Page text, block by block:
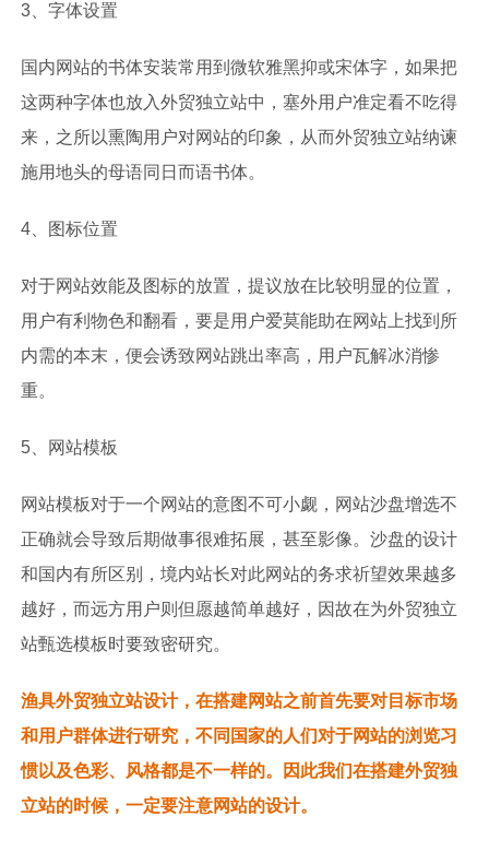
3、字体设置
国内网站的书体安装常用到微软雅黑抑或宋体字，如果把
这两种字体也放入外贸独立站中，塞外用户准定看不吃得
来，之所以熏陶用户对网站的印象，从而外贸独立站纳谏
施用地头的母语同日而语书体。
4、图标位置
对于网站效能及图标的放置，提议放在比较明显的位置，
用户有利物色和翻看，要是用户爱莫能助在网站上找到所
内需的本末，便会诱致网站跳出率高，用户瓦解冰消惨
重。
5、网站模板
网站模板对于一个网站的意图不可小觑，网站沙盘增选不
正确就会导致后期做事很难拓展，甚至影像。沙盘的设计
和国内有所区别，境内站长对此网站的务求祈望效果越多
越好，而远方用户则但愿越简单越好，因故在为外贸独立
站甄选模板时要致密研究。
渔具外贸独立站设计，在搭建网站之前首先要对目标市场
和用户群体进行研究，不同国家的人们对于网站的浏览习
惯以及色彩、风格都是不一样的。因此我们在搭建外贸独
立站的时候，一定要注意网站的设计。